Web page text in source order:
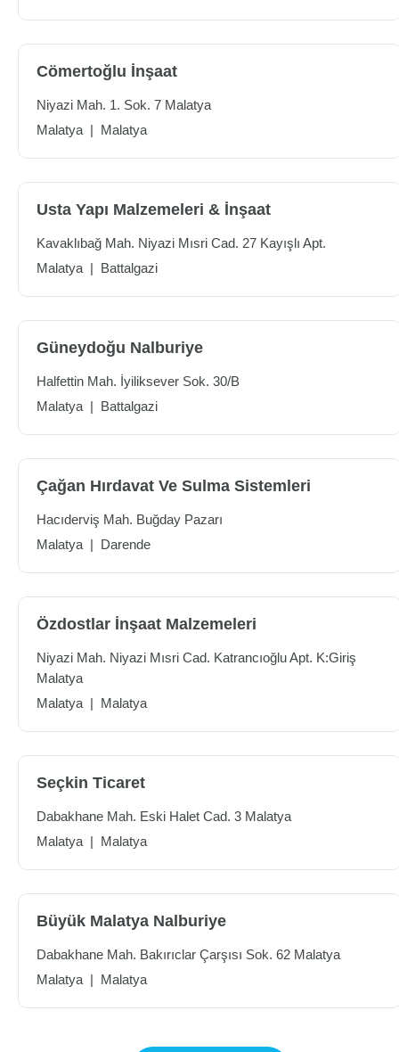
Cömertoğlu İnşaat
Niyazi Mah. 1. Sok. 7 Malatya
Malatya | Malatya
Usta Yapı Malzemeleri & İnşaat
Kavaklıbağ Mah. Niyazi Mısri Cad. 27 Kayışlı Apt.
Malatya | Battalgazi
Güneydoğu Nalburiye
Halfettin Mah. İyiliksever Sok. 30/B
Malatya | Battalgazi
Çağan Hırdavat Ve Sulma Sistemleri
Hacıderviş Mah. Buğday Pazarı
Malatya | Darende
Özdostlar İnşaat Malzemeleri
Niyazi Mah. Niyazi Mısri Cad. Katrancıoğlu Apt. K:Giriş
Malatya
Malatya | Malatya
Seçkin Ticaret
Dabakhane Mah. Eski Halet Cad. 3 Malatya
Malatya | Malatya
Büyük Malatya Nalburiye
Dabakhane Mah. Bakırıclar Çarşısı Sok. 62 Malatya
Malatya | Malatya